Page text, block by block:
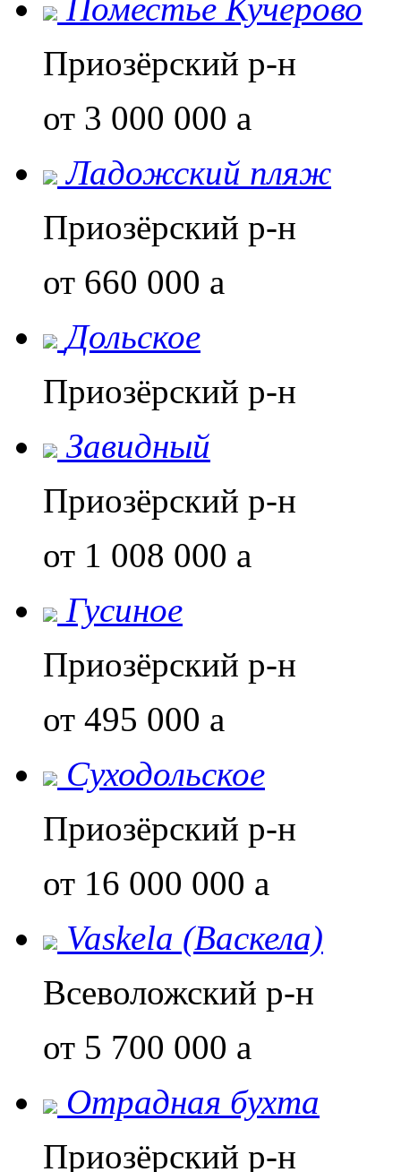
Поместье Кучерово
Приозёрский р-н
от 3 000 000 a
Ладожский пляж
Приозёрский р-н
от 660 000 a
Дольское
Приозёрский р-н
Завидный
Приозёрский р-н
от 1 008 000 a
Гусиное
Приозёрский р-н
от 495 000 a
Суходольское
Приозёрский р-н
от 16 000 000 a
Vaskela (Васкела)
Всеволожский р-н
от 5 700 000 a
Отрадная бухта
Приозёрский р-н